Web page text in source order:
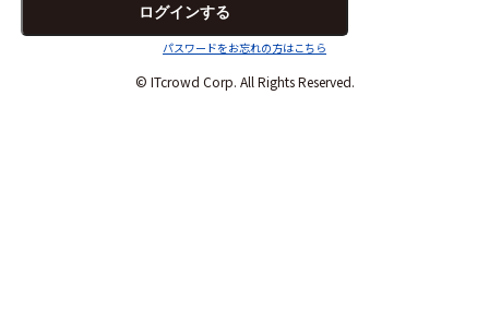
パスワードをお忘れの方はこちら
© ITcrowd Corp. All Rights Reserved.